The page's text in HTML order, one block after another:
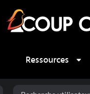
Ressources